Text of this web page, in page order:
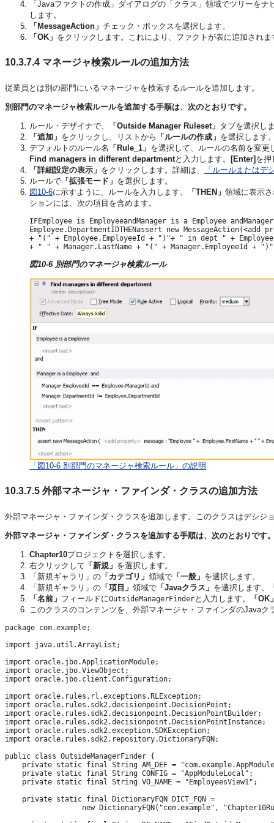
「Javaファクトの作成」ダイアログの「クラス」領域でツリーをナ
します。
「MessageAction」 チェック・ボックスを選択します。
「OK」 をクリックします。これにより、ファクトが表に追加されま
10.3.7.4 マネージャ検索ルールの追加方法
従業員とは別の部門にいるマネージャを検索するルールを追加します。
別部門のマネージャ検索ルールを追加する手順は、次のとおりです。
ルール・デザイナで、 「Outside Manager Ruleset」 タブを選択し
「追加」 をクリックし、リストから 「ルールの作成」 を選択します
デフォルトのルール名 「Rule_1」 を選択して、ルールの名前を変
Find managers in different departmentと入力します。 [Enter] を押
「詳細設定の表示」 をクリックします。詳細は、
「ルールまたはデ
ルールで 「拡張モード」 を選択します。
図10-6に示すように、ルールを入力します。 「THEN」 領域に表示
ションには、次の項目を含めます。
IFEmployee is EmployeeandManager is a Employee
Employee.DepartmentIDTHENassert new
+ "(" + Employee.EmployeeId + ")"+ " in dept " +
+ " " + Manager.LastName + "(" + Manager.EmployeeId +
図10-6 別部門のマネージャ検索ルール
「図10-6 別部門のマネージャ検索ルール」の説明
10.3.7.5 外部マネージャ・ファインダ・クラスの追加方法
外部マネージャ・ファインダ・クラスを追加します。このクラスはデシジ
外部マネージャ・ファインダ・クラスを追加する手順は、次のとおりです
Chapter10プロジェクトを選択します。
右クリックして 「新規」 を選択します。
「新規ギャラリ」の 「カテゴリ」 領域で 「一般」 を選択します。
「新規ギャラリ」の 「項目」 領域で 「Javaクラス」 を選択します。
「名前」 フィールドにOutsideManagerFinderと入力します。
「OK
このクラスのコンテンツを、外部マネージャ・ファインダのJava
package com.example;
import java.util.ArrayList;
import oracle.jbo.ApplicationModule;
import oracle.jbo.ViewObject;
import oracle.jbo.client.Configuration;
import oracle.rules.rl.exceptions.RLException;
import oracle.rules.sdk2.decisionpoint.DecisionPoint;
import oracle.rules.sdk2.decisionpoint.DecisionPointBuilder;
import oracle.rules.sdk2.decisionpoint.DecisionPointInstance;
import oracle.rules.sdk2.exception.SDKException;
import oracle.rules.sdk2.repository.DictionaryFQN;
public class OutsideManagerFinder {
private static final String AM_DEF =
    private static final String CONFIG = "AppModuleLocal";
    private static final String VO_NAME = "EmployeesView1";
    private static final DictionaryFQN DICT_FQN =
new DictionaryFQN("com.example",